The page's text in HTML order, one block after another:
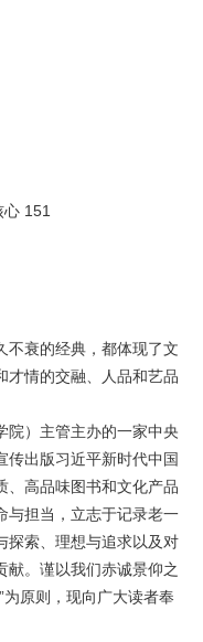
151
不衰的经典，都体现了文
才情的交融、人品和艺品
院）主管主办的一家中央
传出版习近平新时代中国
、高品味图书和文化产品
与担当，立志于记录老一
探索、理想与追求以及对
献。谨以我们赤诚景仰之
原则，现向广大读者奉